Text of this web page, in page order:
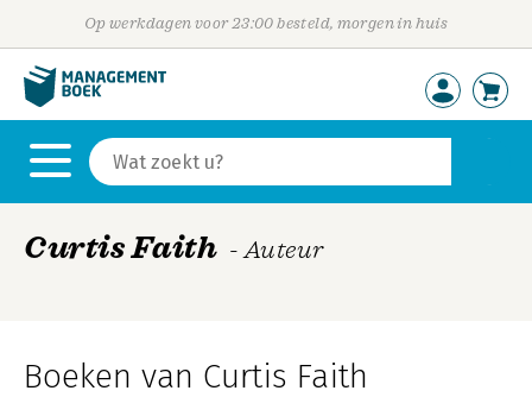
Op werkdagen voor 23:00 besteld, morgen in huis
Curtis Faith - Auteur
Boeken van Curtis Faith